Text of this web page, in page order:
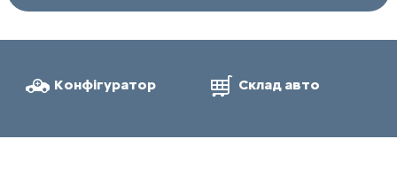
Конфігуратор Склад авто